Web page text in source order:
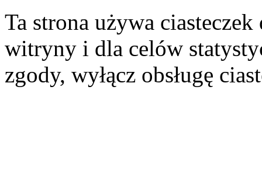
Ta strona używa
witryny i dla celów
zgody, wyłącz obsługę